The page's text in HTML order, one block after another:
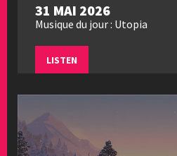
31 MAI 2026
Musique du jour : Utopia
LISTEN